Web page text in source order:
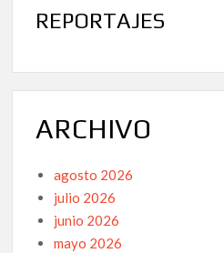
REPORTAJES
ARCHIVO
agosto 2026
julio 2026
junio 2026
mayo 2026